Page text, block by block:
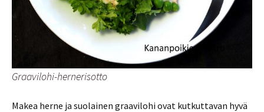
Graavilohi-hernerisotto
Makea herne ja suolainen graavilohi ovat kutkuttavan hyvä